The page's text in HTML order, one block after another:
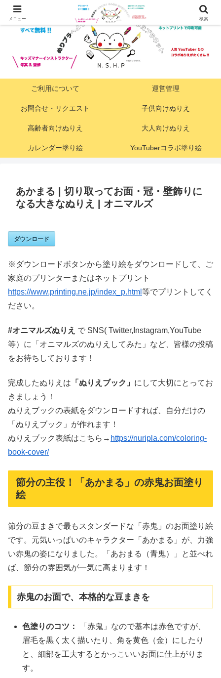
ご利用について 運営管理
お問合せ・リクエスト 子供向けぬりえ
高齢者向けぬりえ 大人向けぬりえ
カレンダー塗り絵 YouTuberコラボ塗り絵
あかまる | 切り取ってお面・冠・壁飾りに
なる大きなぬりえ | オニマルズ
ダウンロード
※ダウンロードボタンから塗り絵をダウンロードして、ご
家庭のプリンターまたはネットプリント
https://www.printing.ne.jp/index_p.html 等でプリントしてく
ださい。
#オニマルズぬりえ で SNS( Twitter,Instagram,YouTube
等）に「オニマルズのぬりえしてみた」など、皆様の投稿
をお待ちしております！
完成したぬりえは 「ぬりえブック」 にして大切にとってお
きましょう！
ぬりえブックの表紙をダウンロードすれば、自分だけの
「ぬりえブック」が作れます！
ぬりえブック表紙はこちら→ https://nuripla.com/coloring-
book-cover/
節分の主役！「あかまる」の赤鬼お面塗り
絵
節分の豆まきで最もスタンダードな「赤鬼」のお面塗り絵
です。元気いっぱいのキャラクター「あかまる」が、力強
い赤鬼の姿になりました。「あおまる（青鬼）」と並べれ
ば、節分の雰囲気が一気に高まります！
赤鬼のお面で、本格的な豆まきを
色塗りのコツ：
「赤鬼」なので基本は赤色ですが、
眉毛を黒く太く描いたり、角を黄色（金）にしたり
と、細部を工夫するとかっこいいお面に仕上がりま
す。
メニュー 検索